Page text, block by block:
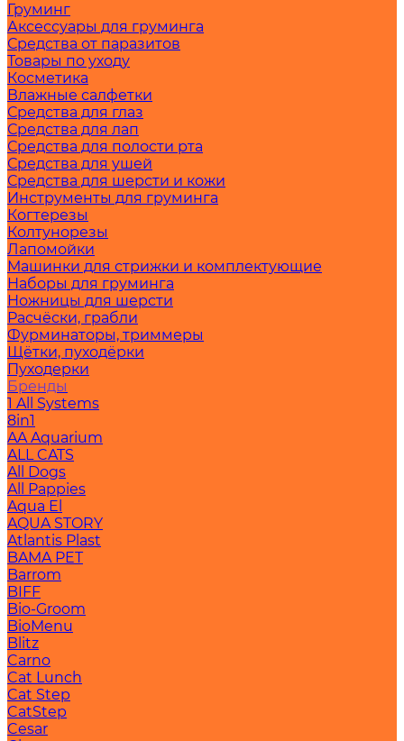
Груминг
Аксессуары для груминга
Средства от паразитов
Товары по уходу
Косметика
Влажные салфетки
Средства для глаз
Средства для лап
Средства для полости рта
Средства для ушей
Средства для шерсти и кожи
Инструменты для груминга
Когтерезы
Колтунорезы
Лапомойки
Машинки для стрижки и комплектующие
Наборы для груминга
Ножницы для шерсти
Расчёски, грабли
Фурминаторы, триммеры
Щётки, пуходёрки
Пуходерки
Бренды
1 All Systems
8in1
AA Aquarium
ALL CATS
All Dogs
All Pappies
Aqua El
AQUA STORY
Atlantis Plast
BAMA PET
Barrom
BIFF
Bio-Groom
BioMenu
Blitz
Carno
Cat Lunch
Cat Step
CatStep
Cesar